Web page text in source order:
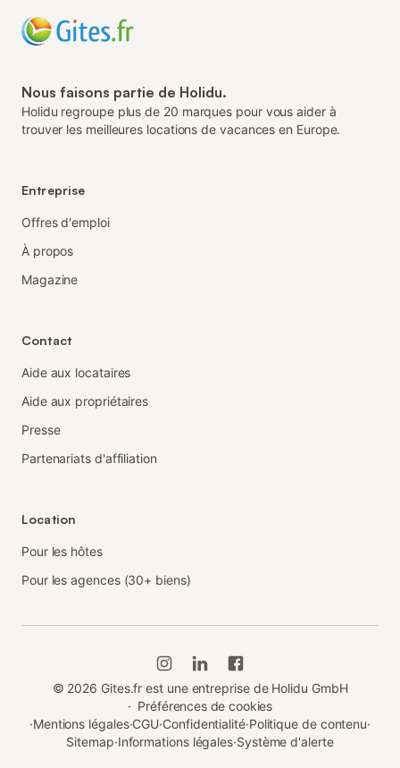
Nous faisons partie de Holidu.
Holidu regroupe plus de 20 marques pour vous aider à
trouver les meilleures locations de vacances en Europe.
Entreprise
Offres d'emploi
À propos
Magazine
Contact
Aide aux locataires
Aide aux propriétaires
Presse
Partenariats d'affiliation
Location
Pour les hôtes
Pour les agences (30+ biens)
© 2026 Gites.fr est une entreprise de Holidu GmbH
· Préférences de cookies
·Mentions légales·CGU·Confidentialité·Politique de contenu·
Sitemap·Informations légales·Système d'alerte